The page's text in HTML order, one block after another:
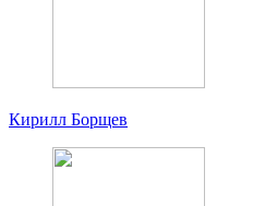
Кирилл Борщев